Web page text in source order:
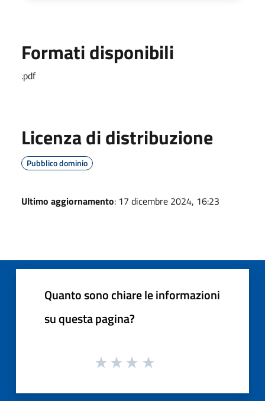
Formati disponibili
.pdf
Licenza di distribuzione
Pubblico dominio
Ultimo aggiornamento: 17 dicembre 2024, 16:23
Quanto sono chiare le informazioni
su questa pagina?